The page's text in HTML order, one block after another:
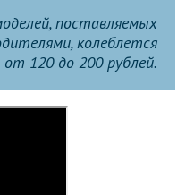
поставляемых
колеблется
от 120 до 200 рублей.